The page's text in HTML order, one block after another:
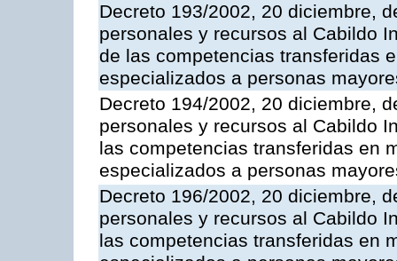
Decreto 193/2002, 20 diciembre,
personales y recursos al Cabildo
de las competencias transferidas
especializados a personas
Decreto 194/2002, 20 diciembre,
personales y recursos al Cabildo
las competencias transferidas en
especializados a personas
Decreto 196/2002, 20 diciembre,
personales y recursos al Cabildo
las competencias transferidas en